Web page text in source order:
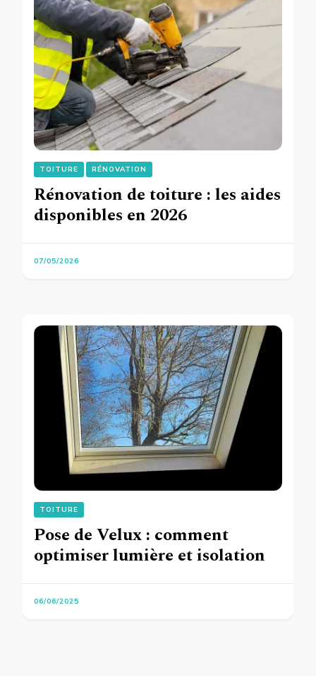
TOITURE RÉNOVATION
Rénovation de toiture : les aides
disponibles en 2026
07/05/2026
TOITURE
Pose de Velux : comment
optimiser lumière et isolation
06/06/2025